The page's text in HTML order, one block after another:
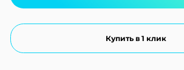
Купить в 1 клик